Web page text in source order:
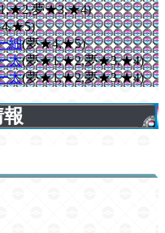
夢★3,★4)
細(夢★4,★5)
太(夢★1,★2,夢★3,★4)
太(夢★1,★2,夢★3,★4)